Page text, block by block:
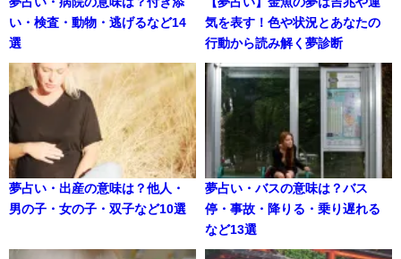
い・検査・動物・逃げるなど14
選
気を表す！色や状況とあなたの
行動から読み解く夢診断
夢占い・出産の意味は？他人・
男の子・女の子・双子など10選
夢占い・バスの意味は？バス
停・事故・降りる・乗り遅れる
など13選